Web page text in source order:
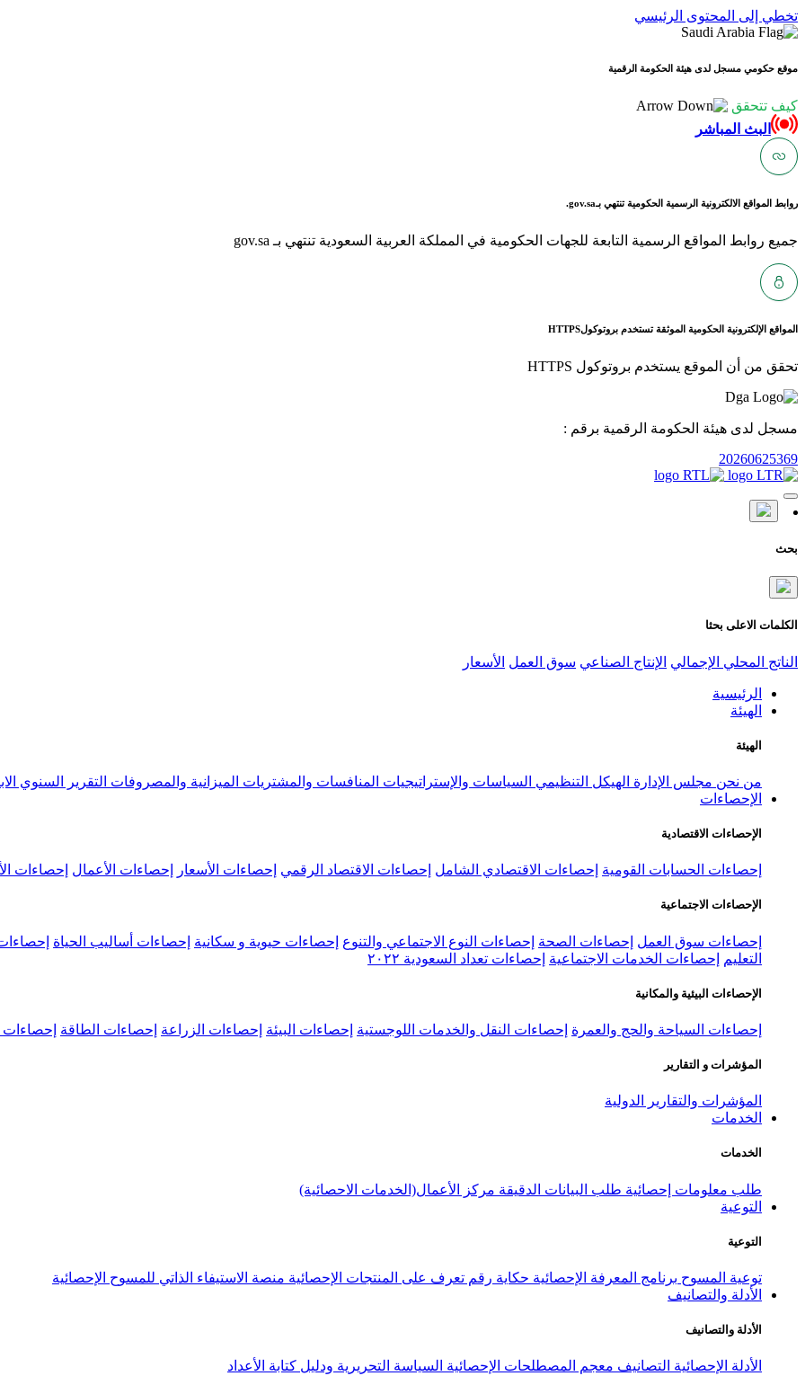
تخطي إلى المحتوى الرئيسي
موقع حكومي مسجل لدى هيئة الحكومة الرقمية
كيف تتحقق
البث المباشر
روابط المواقع الالكترونية الرسمية الحكومية تنتهي بـgov.sa.
جميع روابط المواقع الرسمية التابعة للجهات الحكومية في المملكة العربية السعودية تنتهي بـ gov.sa
المواقع الإلكترونية الحكومية الموثقة تستخدم بروتوكولHTTPS
تحقق من أن الموقع يستخدم بروتوكول HTTPS
مسجل لدى هيئة الحكومة الرقمية برقم :
20260625369
بحث
الكلمات الاعلى بحثا
الناتج المحلي الإجمالي الإنتاج الصناعي سوق العمل الأسعار
الرئيسية
الهيئة
الهيئة
من نحن مجلس الإدارة الهيكل التنظيمي السياسات والإستراتيجيات المنافسات والمشتريات الميزانية والمصروفات التقرير السنوي
الإحصاءات
الإحصاءات الاقتصادية
إحصاءات الحسابات القومية إحصاءات الاقتصادي الشامل إحصاءات الاقتصاد الرقمي إحصاءات الأسعار إحصاءات الأعمال إحصاءات
الإحصاءات الاجتماعية
إحصاءات سوق العمل إحصاءات الصحة إحصاءات النوع الاجتماعي والتنوع إحصاءات حيوية و سكانية إحصاءات أساليب الحياة
التعليم
إحصاءات الخدمات الاجتماعية إحصاءات تعداد السعودية ٢٠٢٢
الإحصاءات البيئية والمكانية
إحصاءات السياحة والحج والعمرة إحصاءات النقل والخدمات اللوجستية إحصاءات البيئة إحصاءات الزراعة إحصاءات الطاقة إحصاءات
المؤشرات و التقارير
المؤشرات والتقارير الدولية
الخدمات
الخدمات
طلب معلومات إحصائية طلب البيانات الدقيقة مركز الأعمال(الخدمات الاحصائية)
التوعية
التوعية
توعية المسوح برنامج المعرفة الإحصائية حكاية رقم تعرف على المنتجات الإحصائية منصة الاستيفاء الذاتي للمسوح الإحصائية
الأدلة والتصانيف
الأدلة والتصانيف
الأدلة الإحصائية التصانيف معجم المصطلحات الإحصائية السياسة التحريرية ودليل كتابة الأعداد